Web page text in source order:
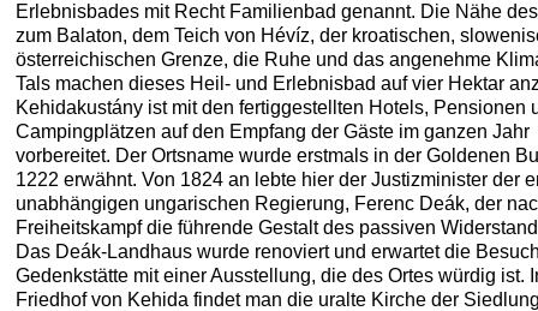
Erlebnisbades mit Recht Familienbad genannt. Die Nähe
zum Balaton, dem Teich von Hévíz, der kroatischen,
österreichischen Grenze, die Ruhe und das angenehme
Tals machen dieses Heil- und Erlebnisbad auf vier Hektar
Kehidakustány ist mit den fertiggestellten Hotels, Pensionen
Campingplätzen auf den Empfang der Gäste im ganzen Jahr
vorbereitet. Der Ortsname wurde erstmals in der Goldenen
1222 erwähnt. Von 1824 an lebte hier der Justizminister der
unabhängigen ungarischen Regierung, Ferenc Deák, der
Freiheitskampf die führende Gestalt des passiven
Das Deák-Landhaus wurde renoviert und erwartet die
Gedenkstätte mit einer Ausstellung, die des Ortes würdig ist.
Friedhof von Kehida findet man die uralte Kirche der